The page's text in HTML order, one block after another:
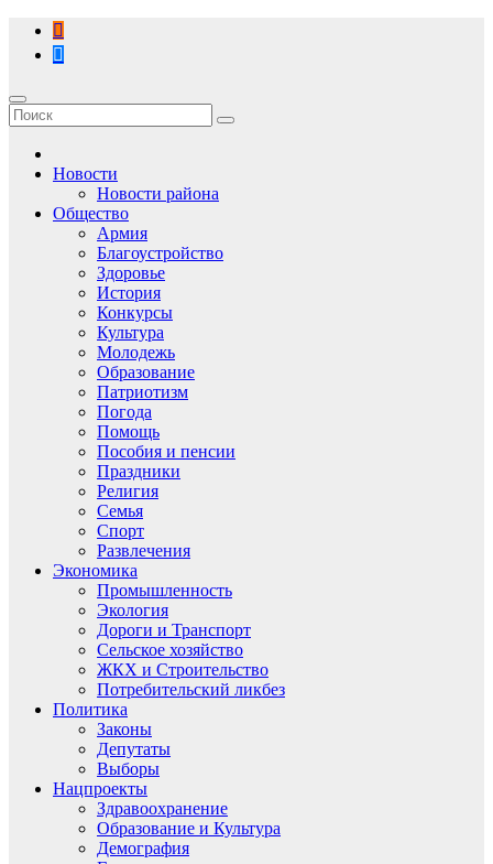
Перейти
содержимому
Новости
Новости района
Общество
Армия
Благоустройство
Здоровье
История
Конкурсы
Культура
Молодежь
Образование
Патриотизм
Погода
Помощь
Пособия и пенсии
Праздники
Религия
Семья
Спорт
Развлечения
Экономика
Промышленность
Экология
Дороги и Транспорт
Сельское хозяйство
ЖКХ и Строительство
Потребительский ликбез
Политика
Законы
Депутаты
Выборы
Нацпроекты
Здравоохранение
Образование и Культура
Демография